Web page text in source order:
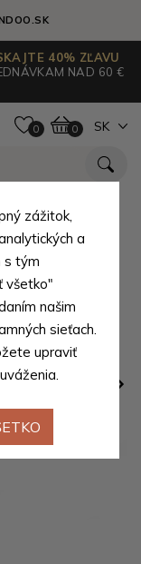
40% ZĽAVU
NAD 60 €
0 0 SK
29
zážitok,
a
s tým
všetko"
našim
sieťach.
upraviť